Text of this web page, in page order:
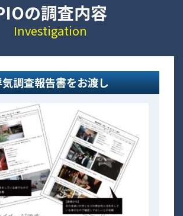
の調査内容
Investigation
調査報告書をお渡し